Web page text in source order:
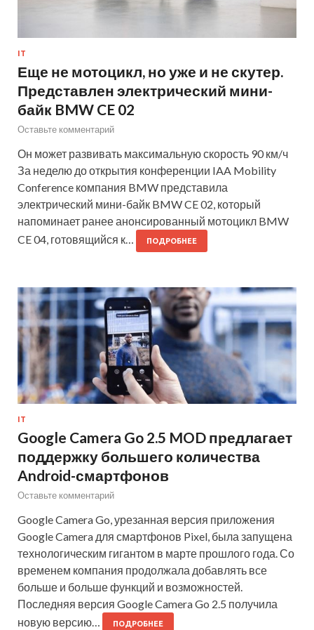
IT
Еще не мотоцикл, но уже и не скутер.
Представлен электрический мини-
байк BMW CE 02
Оставьте комментарий
Он может развивать максимальную скорость 90 км/ч
За неделю до открытия конференции IAA Mobility
Conference компания BMW представила
электрический мини-байк BMW CE 02, который
напоминает ранее анонсированный мотоцикл BMW
CE 04, готовящийся к…
ПОДРОБНЕЕ
IT
Google Camera Go 2.5 MOD предлагает
поддержку большего количества
Android-смартфонов
Оставьте комментарий
Google Camera Go, урезанная версия приложения
Google Camera для смартфонов Pixel, была запущена
технологическим гигантом в марте прошлого года. Со
временем компания продолжала добавлять все
больше и больше функций и возможностей.
Последняя версия Google Camera Go 2.5 получила
новую версию…
ПОДРОБНЕЕ